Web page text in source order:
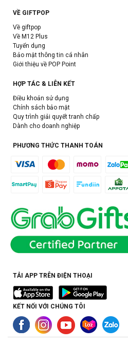
VỀ GIFTPOP
Về giftpop
Về M12 Plus
Tuyển dụng
Bảo mật thông tin cá nhân
Giới thiệu về POP Point
HỢP TÁC & LIÊN KẾT
Điều khoản sử dụng
Chính sách bảo mật
Quy trình giải quyết tranh chấp
Dành cho doanh nghiệp
PHƯƠNG THỨC THANH TOÁN
TẢI APP TRÊN ĐIỆN THOẠI
KẾT NỐI VỚI CHÚNG TÔI